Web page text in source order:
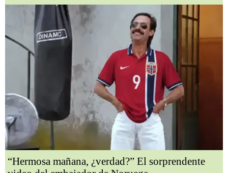
“Hermosa mañana, ¿verdad?” El sorprendente